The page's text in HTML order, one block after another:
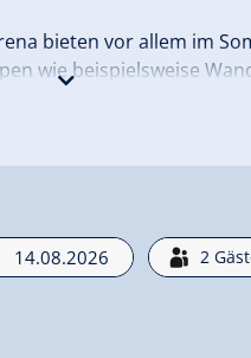
bieten vor allem im
wie beispielsweise
2